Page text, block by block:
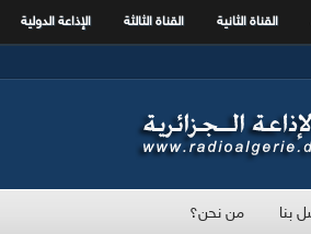
القناة الثانية القناة الثالثة الإذاعة الدولية
بنا من نحن؟